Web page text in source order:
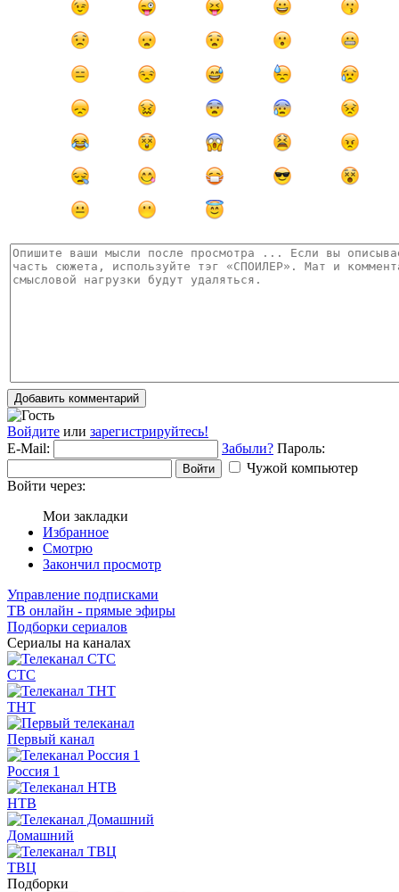
Добавить комментарий
Войдите или зарегистрируйтесь!
E-Mail:
Забыли? Пароль:
Войти
Чужой компьютер
Войти через:
Мои закладки
Избранное
Смотрю
Закончил просмотр
Управление подписками
ТВ онлайн - прямые эфиры
Подборки сериалов
Сериалы на каналах
СТС
ТНТ
Первый канал
Россия 1
НТВ
Домашний
ТВЦ
Подборки